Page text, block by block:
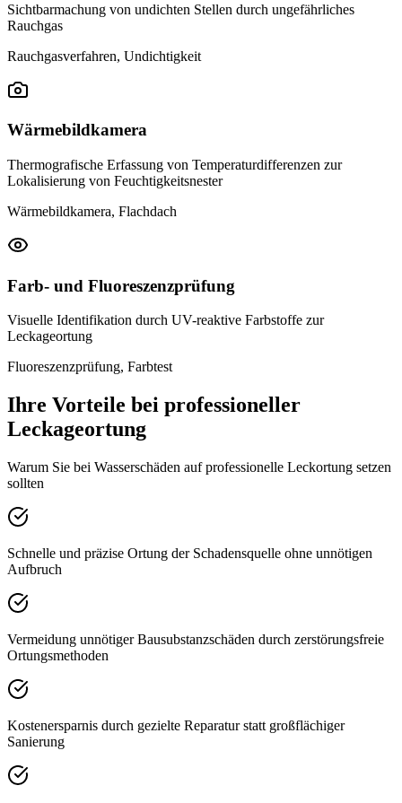
Sichtbarmachung von undichten Stellen durch ungefährliches
Rauchgas
Rauchgasverfahren, Undichtigkeit
Wärmebildkamera
Thermografische Erfassung von Temperaturdifferenzen zur
Lokalisierung von Feuchtigkeitsnester
Wärmebildkamera, Flachdach
Farb- und Fluoreszenzprüfung
Visuelle Identifikation durch UV-reaktive Farbstoffe zur
Leckageortung
Fluoreszenzprüfung, Farbtest
Ihre Vorteile bei professioneller
Leckageortung
Warum Sie bei Wasserschäden auf professionelle Leckortung setzen
sollten
Schnelle und präzise Ortung der Schadensquelle ohne unnötigen
Aufbruch
Vermeidung unnötiger Bausubstanzschäden durch zerstörungsfreie
Ortungsmethoden
Kostenersparnis durch gezielte Reparatur statt großflächiger
Sanierung